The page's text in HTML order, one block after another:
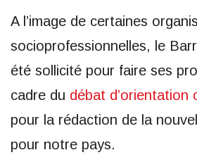
A l’image de certaines
socioprofessionnelles, le
été sollicité pour faire ses
cadre du débat d’orientation
pour la rédaction de la
pour notre pays.